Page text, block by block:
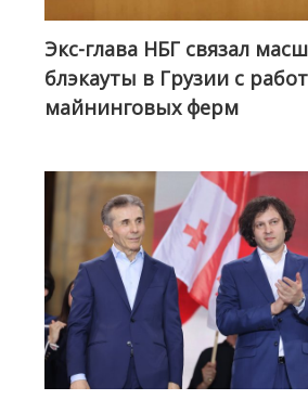
Экс-глава НБГ связал
блэкауты в Грузии с
майнинговых ферм